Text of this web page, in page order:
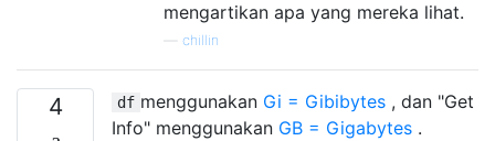
mengartikan apa yang mereka lihat.
chillin
4 df menggunakan Gi = Gibibytes , dan "Get
Info" menggunakan GB = Gigabytes .